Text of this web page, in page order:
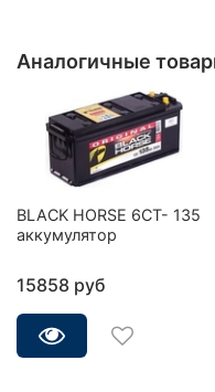
Аналогичные
BLACK HORSE 6СТ- 135
аккумулятор
15858 руб